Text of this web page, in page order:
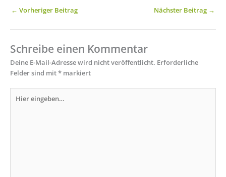
← Vorheriger Beitrag Nächster Beitrag →
Schreibe einen Kommentar
Deine E-Mail-Adresse wird nicht veröffentlicht. Erforderliche
Felder sind mit* markiert
eingeben…